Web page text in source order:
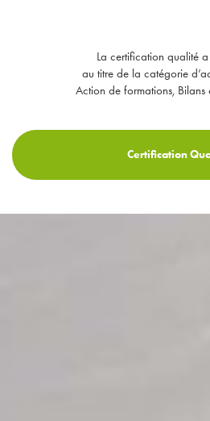
La certification qualité
au titre de la catégorie
Action de formations, Bilans
Certification